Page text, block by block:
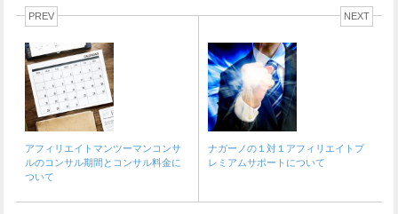
PREV
アフィリエイトマンツーマンコンサ
ルのコンサル期間とコンサル料金に
ついて
NEXT
ナガーノの１対１アフィリエイトプ
レミアムサポートについて